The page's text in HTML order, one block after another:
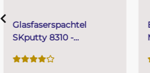
Epoxyspachtel Set 1,5 kg
MIPA E90 2K Spachtel